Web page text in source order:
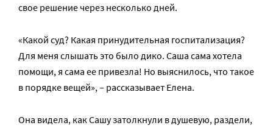
свое решение через несколько дней.
«Какой суд? Какая принудительная госпитализация?
Для меня слышать это было дико. Саша сама хотела
помощи, я сама ее привезла! Но выяснилось, что такое
в порядке вещей», – рассказывает Елена.
Она видела, как Сашу затолкнули в душевую, раздели,